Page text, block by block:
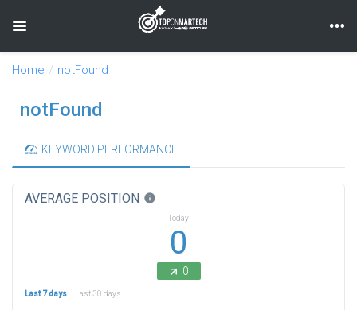
Toggle navigation
Home notFound
notFound
KEYWORD PERFORMANCE
AVERAGE POSITION info
Today
0
0
Last 7 days Last 30 days